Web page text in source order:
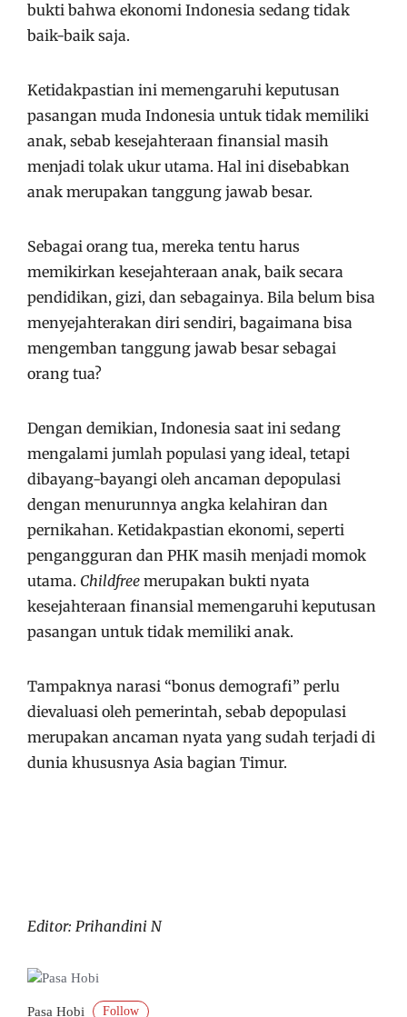
bukti bahwa ekonomi Indonesia sedang tidak
baik-baik saja.
Ketidakpastian ini memengaruhi keputusan
pasangan muda Indonesia untuk tidak memiliki
anak, sebab kesejahteraan finansial masih
menjadi tolak ukur utama. Hal ini disebabkan
anak merupakan tanggung jawab besar.
Sebagai orang tua, mereka tentu harus
memikirkan kesejahteraan anak, baik secara
pendidikan, gizi, dan sebagainya. Bila belum bisa
menyejahterakan diri sendiri, bagaimana bisa
mengemban tanggung jawab besar sebagai
orang tua?
Dengan demikian, Indonesia saat ini sedang
mengalami jumlah populasi yang ideal, tetapi
dibayang-bayangi oleh ancaman depopulasi
dengan menurunnya angka kelahiran dan
pernikahan. Ketidakpastian ekonomi, seperti
pengangguran dan PHK masih menjadi momok
utama. Childfree merupakan bukti nyata
kesejahteraan finansial memengaruhi keputusan
pasangan untuk tidak memiliki anak.
Tampaknya narasi “bonus demografi” perlu
dievaluasi oleh pemerintah, sebab depopulasi
merupakan ancaman nyata yang sudah terjadi di
dunia khususnya Asia bagian Timur.
Editor: Prihandini N
Pasa Hobi Follow